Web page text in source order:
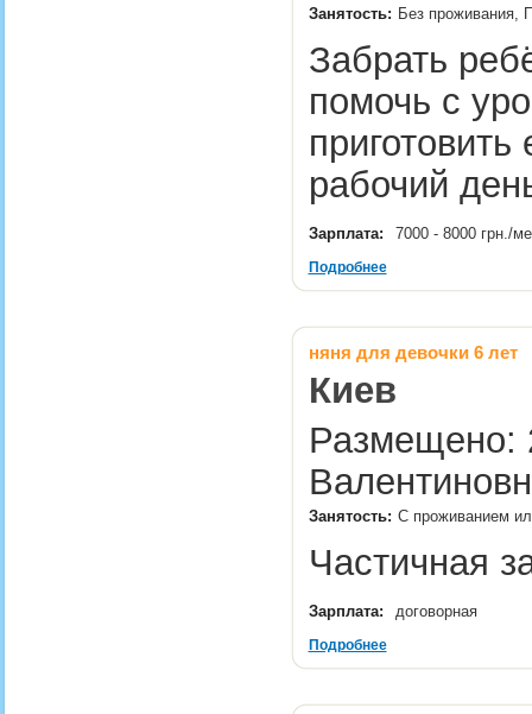
Занятость: Без проживания,
Забрать
помочь с
рабочий
Зарплата: 7000 - 8000 грн./
Подробнее
няня для девочки 6 лет
Киев
Размещено:
Занятость: С проживанием
Частичная
Зарплата: договорная
Подробнее